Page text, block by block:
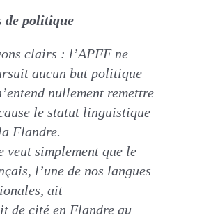
de politique
clairs : l’APFF ne
aucun but politique
nullement remettre
le statut linguistique
Flandre.
veut simplement que le
l’une de nos langues
ait
de cité en Flandre au